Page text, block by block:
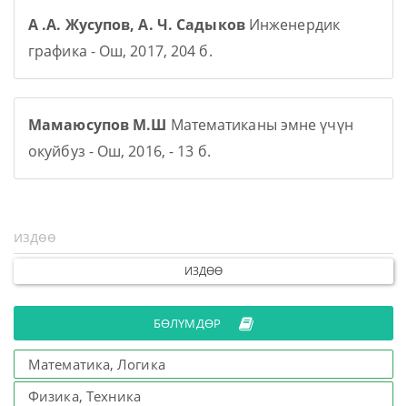
А .А. Жусупов, А. Ч. Садыков Инженердик
графика - Ош, 2017, 204 б.
Мамаюсупов М.Ш Математиканы эмне үчүн
окуйбуз - Ош, 2016, - 13 б.
ИЗДӨӨ
БӨЛҮМДӨР
Математика, Логика
Физика, Техника